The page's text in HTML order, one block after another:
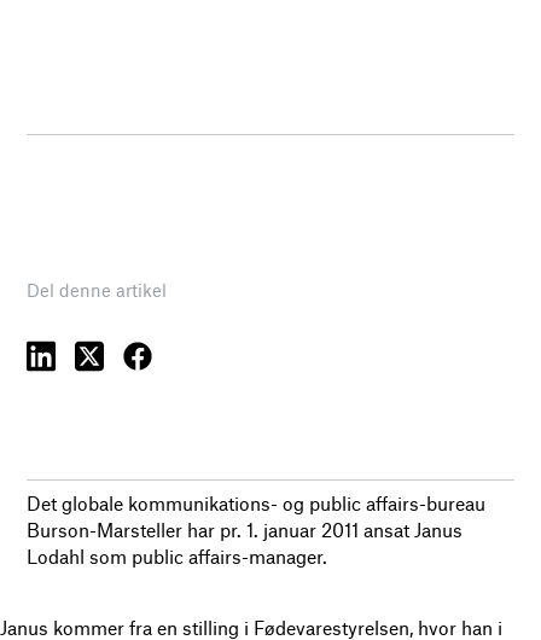
Del denne artikel
Det globale kommunikations- og public affairs-bureau
Burson-Marsteller har pr. 1. januar 2011 ansat Janus
Lodahl som public affairs-manager.
Janus kommer fra en stilling i Fødevarestyrelsen, hvor han i